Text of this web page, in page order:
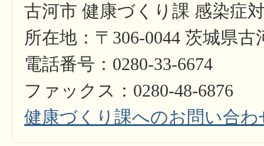
古河市 健康づくり課 感染症
所在地：〒306-0044 茨城県
電話番号：0280-33-6674
ファックス：0280-48-6876
健康づくり課へのお問い合わ